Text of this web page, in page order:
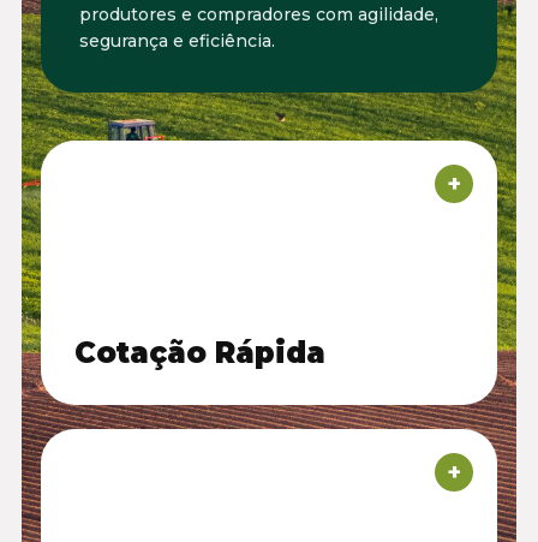
produtores e compradores com agilidade,
segurança e eficiência.
+
Cotação Rápida
+